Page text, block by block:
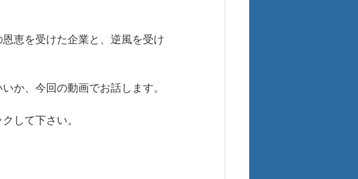
恵を受けた企業と、逆風を受け
か、今回の動画でお話します。
して下さい。